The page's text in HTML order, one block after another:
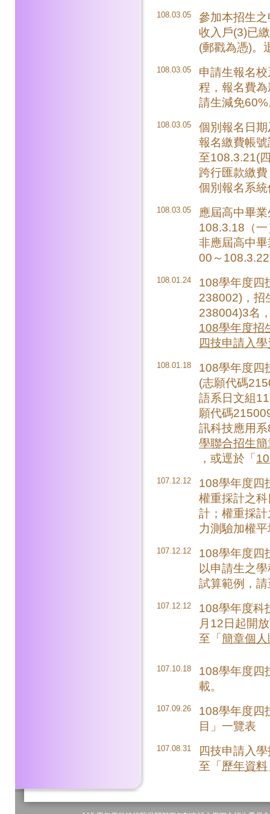
108.03.05
參加本招生
收入戶(3)已
(郵戳為憑)。
108.03.05
申請生報名
程，報名費
請生減免
108.03.05
個別報名日
報名繳費帳
至108.3.21(
跨行匯款繳
個別報名系
108.03.05
應屆高中畢
108.3.18（
非應屆高中
00～
108.01.24
108學年度四
238002)，招
238004)3名
108學年度招
四技申請入
108.01.18
108學年度四
(志願代碼
語系日文組
願代碼
訊科技應用
學聯合招生
，或逕於「
107.12.12
108學年度四
權重採計之
計；權重採
力測驗加權
107.12.12
108學年度四
以申請生之
試算範例，
107.12.12
108學年度科
月12日起開
至「簡章個
107.10.18
108學年度四
載。
107.09.26
108學年度四
目」一覽表
107.08.31
四技申請入
至「歷年資料